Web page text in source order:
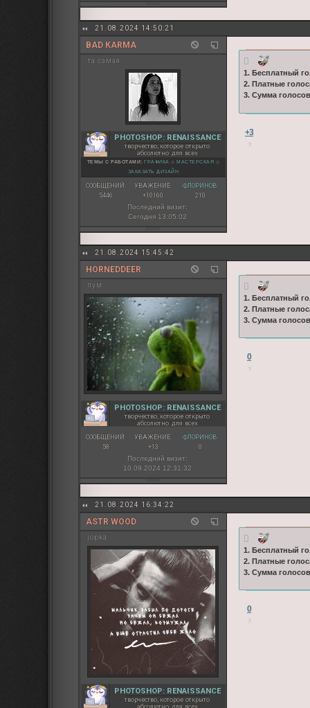
21.08.2024 14:50:21
BAD КARMA
та самая
PHOTOSHOP: RENAISSANCE
творчество, которое открыто
абсолютно для всех
ТЕМЫ С РАБОТАМИ:ГРАФИКА ◇МАСТЕРСКАЯ ◇
ЗАКАЗАТЬ ДИЗАЙН
СООБЩЕНИЙ:
5446
УВАЖЕНИЕ:
+10160
ФЛОРИНОВ:
210
Последний визит:
Сегодня 13:05:02
1. Бесплатный
2. Платные
3. Сумма
+3
21.08.2024 15:45:42
HORNEDDEER
пум
PHOTOSHOP: RENAISSANCE
творчество, которое открыто
абсолютно для всех
СООБЩЕНИЙ:
58
УВАЖЕНИЕ:
+13
ФЛОРИНОВ:
0
Последний визит:
10.09.2024 12:31:32
1. Бесплатный
2. Платные
3. Сумма
0
21.08.2024 16:34:22
ASTR WOOD
jopka
PHOTOSHOP: RENAISSANCE
творчество, которое открыто
абсолютно для всех
1. Бесплатный
2. Платные
3. Сумма
0